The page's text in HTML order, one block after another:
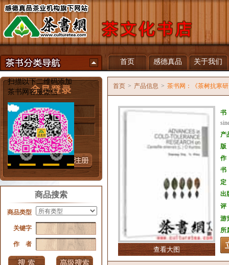
首页 感德真品 关于我们
用户名
密 码
忘记密码？
商品搜索
商品类型
关键字
作 者
首页 > 产品信息 > 茶书网：《茶树抗寒研
查看大图
产
出
游
所
扫描以下二维码添加
茶书网客服微信